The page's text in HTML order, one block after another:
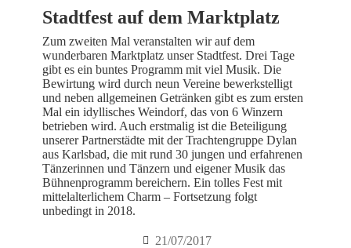
Stadtfest auf dem Marktplatz
Zum zweiten Mal veranstalten wir auf dem
wunderbaren Marktplatz unser Stadtfest. Drei Tage
gibt es ein buntes Programm mit viel Musik. Die
Bewirtung wird durch neun Vereine bewerkstelligt
und neben allgemeinen Getränken gibt es zum ersten
Mal ein idyllisches Weindorf, das von 6 Winzern
betrieben wird. Auch erstmalig ist die Beteiligung
unserer Partnerstädte mit der Trachtengruppe Dylan
aus Karlsbad, die mit rund 30 jungen und erfahrenen
Tänzerinnen und Tänzern und eigener Musik das
Bühnenprogramm bereichern. Ein tolles Fest mit
mittelalterlichem Charm – Fortsetzung folgt
unbedingt in 2018.
21/07/2017